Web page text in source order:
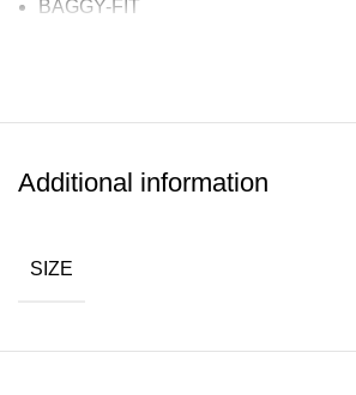
BAGGY-FIT
Additional information
SIZE